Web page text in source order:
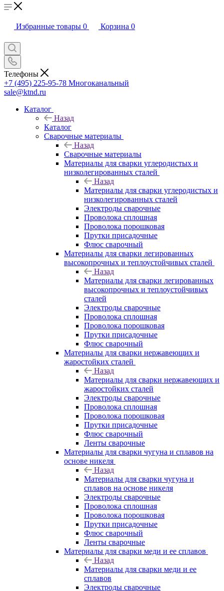
Избранные товары 0 Корзина 0
Телефоны
+7 (495) 225-95-78 Многоканальный
sale@ktnd.ru
Каталог
Назад
Каталог
Сварочные материалы
Назад
Сварочные материалы
Материалы для сварки углеродистых и
низколегированных сталей
Назад
Материалы для сварки углеродистых и
низколегированных сталей
Электроды сварочные
Проволока сплошная
Проволока порошковая
Прутки присадочные
Флюс сварочный
Материалы для сварки легированных
высокопрочных и теплоустойчивых сталей
Назад
Материалы для сварки легированных
высокопрочных и теплоустойчивых
сталей
Электроды сварочные
Проволока сплошная
Проволока порошковая
Прутки присадочные
Флюс сварочный
Материалы для сварки нержавеющих и
жаростойких сталей
Назад
Материалы для сварки нержавеющих и
жаростойких сталей
Электроды сварочные
Проволока сплошная
Проволока порошковая
Прутки присадочные
Флюс сварочный
Ленты сварочные
Материалы для сварки чугуна и сплавов на
основе никеля
Назад
Материалы для сварки чугуна и
сплавов на основе никеля
Электроды сварочные
Проволока сплошная
Проволока порошковая
Прутки присадочные
Флюс сварочный
Ленты сварочные
Материалы для сварки меди и ее сплавов
Назад
Материалы для сварки меди и ее
сплавов
Электроды сварочные